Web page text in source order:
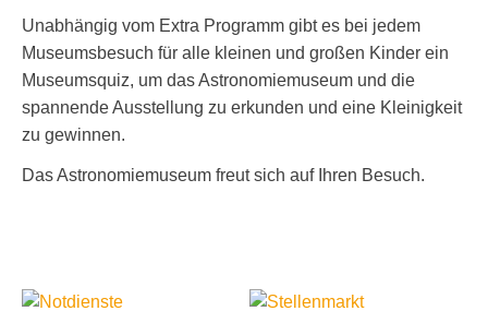
Unabhängig vom Extra Programm gibt es bei jedem
Museumsbesuch für alle kleinen und großen Kinder ein
Museumsquiz, um das Astronomiemuseum und die
spannende Ausstellung zu erkunden und eine Kleinigkeit
zu gewinnen.
Das Astronomiemuseum freut sich auf Ihren Besuch.